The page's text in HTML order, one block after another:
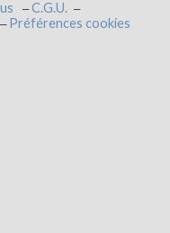
C.G.U.
Préférences cookies